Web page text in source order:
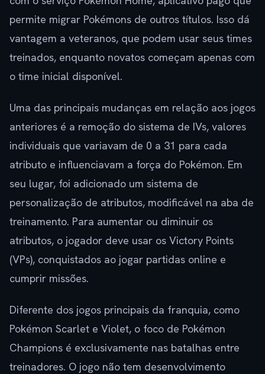
permite migrar Pokémons de outros títulos. Isso dá
vantagem a veteranos, que podem usar seus times
treinados, enquanto novatos começam apenas com
o time inicial disponível.
Uma das principais mudanças em relação aos jogos
anteriores é a remoção do sistema de IVs, valores
individuais que variavam de 0 a 31 para cada
atributo e influenciavam a força do Pokémon. Em
seu lugar, foi adicionado um sistema de
personalização de atributos, modificável na aba de
treinamento. Para aumentar ou diminuir os
atributos, o jogador deve usar os Victory Points
(VPs), conquistados ao jogar partidas online e
cumprir missões.
Diferente dos jogos principais da franquia, como
Pokémon Scarlet e Violet, o foco de Pokémon
Champions é exclusivamente nas batalhas entre
treinadores. O jogo não tem desenvolvimento